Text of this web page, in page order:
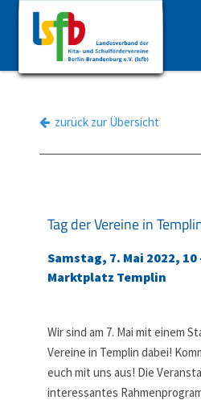
zurück zur Übersicht
Tag der Vereine in
Samstag, 7. Mai 2022, 10
Marktplatz Templin
Wir sind am 7. Mai mit einem
Vereine in Templin dabei!
euch mit uns aus! Die
interessantes